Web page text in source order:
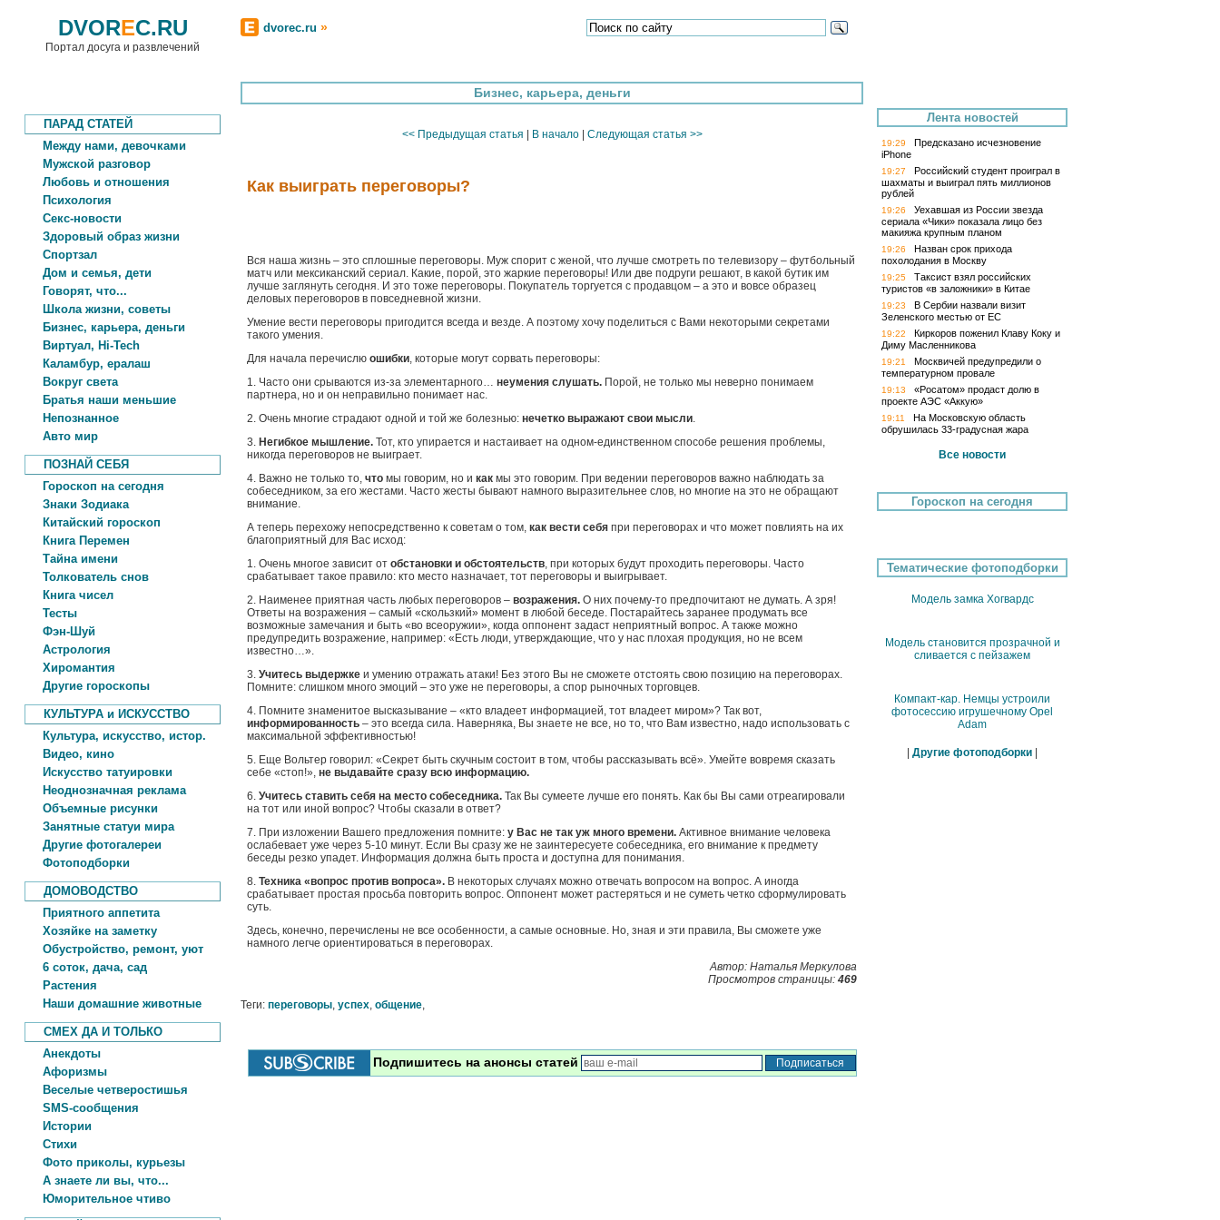
DVOREC.RU
Портал досуга и развлечений
dvorec.ru »
ПАРАД СТАТЕЙ
Между нами, девочками
Мужской разговор
Любовь и отношения
Психология
Секс-новости
Здоровый образ жизни
Спортзал
Дом и семья, дети
Говорят, что...
Школа жизни, советы
Бизнес, карьера, деньги
Виртуал, Hi-Tech
Каламбур, ералаш
Вокруг света
Братья наши меньшие
Непознанное
Авто мир
ПОЗНАЙ СЕБЯ
Гороскоп на сегодня
Знаки Зодиака
Китайский гороскоп
Книга Перемен
Тайна имени
Толкователь снов
Книга чисел
Тесты
Фэн-Шуй
Астрология
Хиромантия
Другие гороскопы
КУЛЬТУРА и ИСКУССТВО
Культура, искусство, истор.
Видео, кино
Искусство татуировки
Неоднозначная реклама
Объемные рисунки
Занятные статуи мира
Другие фотогалереи
Фотоподборки
ДОМОВОДСТВО
Приятного аппетита
Хозяйке на заметку
Обустройство, ремонт, уют
6 соток, дача, сад
Растения
Наши домашние животные
СМЕХ ДА И ТОЛЬКО
Анекдоты
Афоризмы
Веселые четверостишья
SMS-сообщения
Истории
Стихи
Фото приколы, курьезы
А знаете ли вы, что...
Юморительное чтиво
Бизнес, карьера, деньги
<< Предыдущая статья В начало| Следующая статья >>
Как выиграть переговоры?
Вся наша жизнь – это сплошные переговоры. Муж спорит с женой, что лучше смотреть по телевизору – футбольный
матч или мексиканский сериал. Какие, порой, это жаркие переговоры! Или две подруги решают, в какой бутик им
лучше заглянуть сегодня. И это тоже переговоры. Покупатель торгуется с продавцом – а это и вовсе образец
деловых переговоров в повседневной жизни.
Умение вести переговоры пригодится всегда и везде. А поэтому хочу поделиться с Вами некоторыми секретами
такого умения.
Для начала перечислю ошибки, которые могут сорвать переговоры:
1. Часто они срываются из-за элементарного… неумения слушать. Порой, не только мы неверно понимаем
партнера, но и он неправильно понимает нас.
2. Очень многие страдают одной и той же болезнью: нечетко выражают свои мысли.
3. Негибкое мышление. Тот, кто упирается и настаивает на одном-единственном способе решения проблемы,
никогда переговоров не выиграет.
4. Важно не только то, что мы говорим, но и как мы это говорим. При ведении переговоров важно наблюдать за
собеседником, за его жестами. Часто жесты бывают намного выразительнее слов, но многие на это не обращают
внимание.
А теперь перехожу непосредственно к советам о том, как вести себя при переговорах и что может повлиять на их
благоприятный для Вас исход:
1. Очень многое зависит от обстановки и обстоятельств, при которых будут проходить переговоры. Часто
срабатывает такое правило: кто место назначает, тот переговоры и выигрывает.
2. Наименее приятная часть любых переговоров – возражения. О них почему-то предпочитают не думать. А зря!
Ответы на возражения – самый «скользкий» момент в любой беседе. Постарайтесь заранее продумать все
возможные замечания и быть «во всеоружии», когда оппонент задаст неприятный вопрос. А также можно
предупредить возражение, например: «Есть люди, утверждающие, что у нас плохая продукция, но не всем
известно…».
3. Учитесь выдержке и умению отражать атаки! Без этого Вы не сможете отстоять свою позицию на переговорах.
Помните: слишком много эмоций – это уже не переговоры, а спор рыночных торговцев.
4. Помните знаменитое высказывание – «кто владеет информацией, тот владеет миром»? Так вот,
информированность – это всегда сила. Наверняка, Вы знаете не все, но то, что Вам известно, надо использовать с
максимальной эффективностью!
5. Еще Вольтер говорил: «Секрет быть скучным состоит в том, чтобы рассказывать всё». Умейте вовремя сказать
себе «стоп!», не выдавайте сразу всю информацию.
6. Учитесь ставить себя на место собеседника. Так Вы сумеете лучше его понять. Как бы Вы сами отреагировали
на тот или иной вопрос? Чтобы сказали в ответ?
7. При изложении Вашего предложения помните: у Вас не так уж много времени. Активное внимание человека
ослабевает уже через 5-10 минут. Если Вы сразу же не заинтересуете собеседника, его внимание к предмету
беседы резко упадет. Информация должна быть проста и доступна для понимания.
8. Техника «вопрос против вопроса». В некоторых случаях можно отвечать вопросом на вопрос. А иногда
срабатывает простая просьба повторить вопрос. Оппонент может растеряться и не суметь четко сформулировать
суть.
Здесь, конечно, перечислены не все особенности, а самые основные. Но, зная и эти правила, Вы сможете уже
намного легче ориентироваться в переговорах.
Автор: Haтaлья Mepкyлoвa
Просмотров страницы: 469
Теги: переговоры, успех, общение,
Подпишитесь на анонсы статей
Лента новостей
19:29
Предсказано исчезновение
iPhone
19:27
Российский студент проиграл в
шахматы и выиграл пять миллионов
рублей
19:26
Уехавшая из России звезда
сериала «Чики» показала лицо без
макияжа крупным планом
19:26
Назван срок прихода
похолодания в Москву
19:25
Таксист взял российских
туристов «в заложники» в Китае
19:23
В Сербии назвали визит
Зеленского местью от ЕС
19:22
Киркоров поженил Клаву Коку и
Диму Масленникова
19:21
Москвичей предупредили о
температурном провале
19:13
«Росатом» продаст долю в
проекте АЭС «Аккую»
19:11
На Московскую область
обрушилась 33-градусная жара
Все новости
Гороскоп на сегодня
Тематические фотоподборки
Модель замка Хогвардс
Модель становится прозрачной и
сливается с пейзажем
Компакт-кар. Немцы устроили
фотосессию игрушечному Opel
Adam
Другие фотоподборки